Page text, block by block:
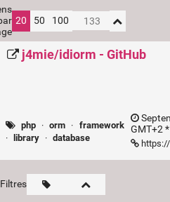
20 50 100
j4mie/idiorm - GitHub
php · orm · framework
·
library · database
GMT+2 *
https://
Filtres